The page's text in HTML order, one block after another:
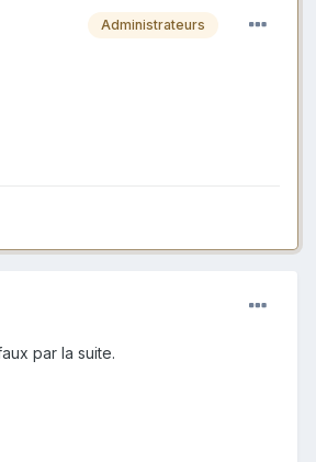
Administrateurs
par la suite.